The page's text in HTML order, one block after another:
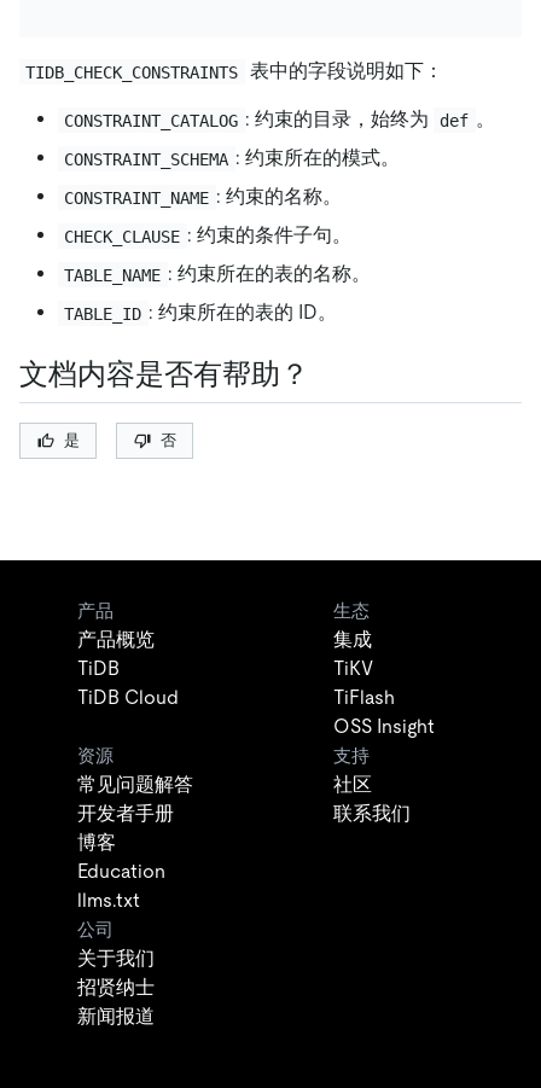
TIDB_CHECK_CONSTRAINTS 表中的字段说明如下：
CONSTRAINT_CATALOG : 约束的目录，始终为 def 。
CONSTRAINT_SCHEMA : 约束所在的模式。
CONSTRAINT_NAME : 约束的名称。
CHECK_CLAUSE : 约束的条件子句。
TABLE_NAME : 约束所在的表的名称。
TABLE_ID : 约束所在的表的 ID。
文档内容是否有帮助？
是 否
产品
产品概览
TiDB
TiDB Cloud
生态
集成
TiKV
TiFlash
OSS Insight
资源
常见问题解答
开发者手册
博客
Education
llms.txt
支持
社区
联系我们
公司
关于我们
招贤纳士
新闻报道